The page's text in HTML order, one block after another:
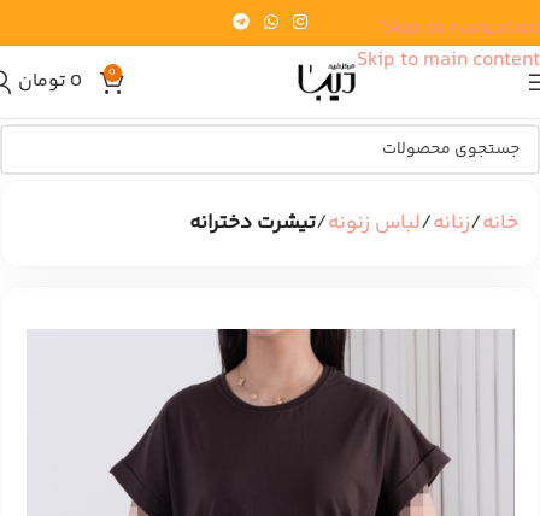
Skip to navigation
Skip to main content
0
0 تومان
خانه زنانه لباس زنونه تیشرت دخترانه